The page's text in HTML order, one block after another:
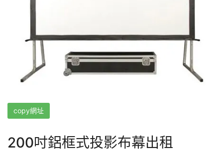
copy網址
200吋鋁框式投影布幕出租